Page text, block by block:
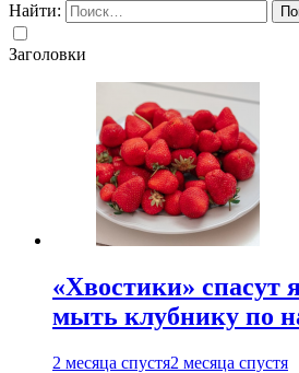
Найти:
Заголовки
«Хвостики» спасут
мыть клубнику по
2 месяца спустя2 месяца спустя